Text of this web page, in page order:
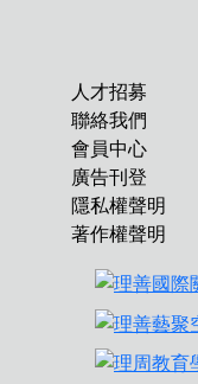
人才招募
聯絡我們
會員中心
廣告刊登
隱私權聲明
著作權聲明